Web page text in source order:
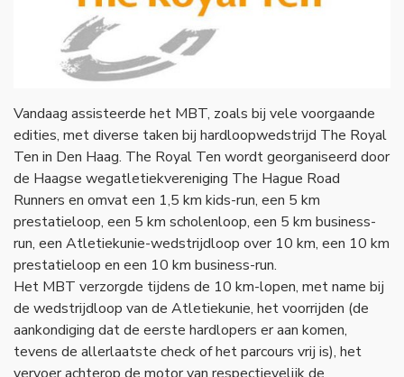
Vandaag assisteerde het MBT, zoals bij vele voorgaande
edities, met diverse taken bij hardloopwedstrijd The Royal
Ten in Den Haag. The Royal Ten wordt georganiseerd door
de Haagse wegatletiekvereniging The Hague Road
Runners en omvat een 1,5 km kids-run, een 5 km
prestatieloop, een 5 km scholenloop, een 5 km business-
run, een Atletiekunie-wedstrijdloop over 10 km, een 10 km
prestatieloop en een 10 km business-run.
Het MBT verzorgde tijdens de 10 km-lopen, met name bij
de wedstrijdloop van de Atletiekunie, het voorrijden (de
aankondiging dat de eerste hardlopers er aan komen,
tevens de allerlaatste check of het parcours vrij is), het